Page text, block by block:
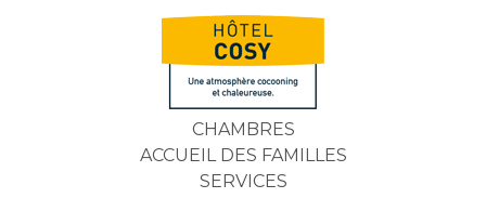
CHAMBRES
ACCUEIL DES FAMILLES
SERVICES